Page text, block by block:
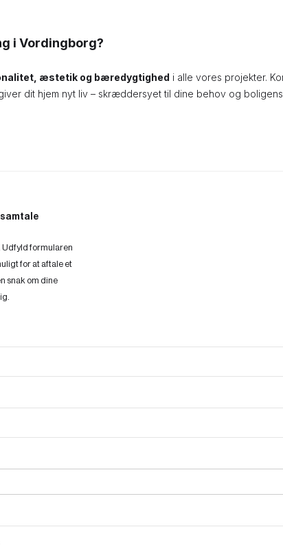
i Vordingborg?
æstetik og bæredygtighed i alle vores projekter.
dit hjem nyt liv – skræddersyet til dine behov og boligens
Udfyld formularen
for at aftale et
snak om dine